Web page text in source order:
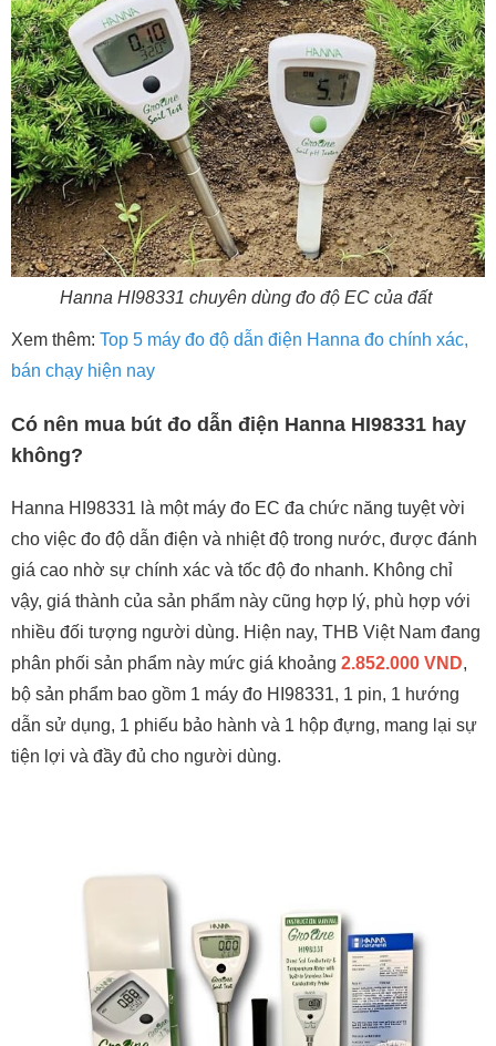
Hanna HI98331 chuyên dùng đo độ EC của đất
Xem thêm: Top 5 máy đo độ dẫn điện Hanna đo chính xác,
bán chạy hiện nay
Có nên mua bút đo dẫn điện Hanna HI98331 hay
không?
Hanna HI98331 là một máy đo EC đa chức năng tuyệt vời
cho việc đo độ dẫn điện và nhiệt độ trong nước, được đánh
giá cao nhờ sự chính xác và tốc độ đo nhanh. Không chỉ
vậy, giá thành của sản phẩm này cũng hợp lý, phù hợp với
nhiều đối tượng người dùng. Hiện nay, THB Việt Nam đang
phân phối sản phẩm này mức giá khoảng 2.852.000 VND,
bộ sản phẩm bao gồm 1 máy đo HI98331, 1 pin, 1 hướng
dẫn sử dụng, 1 phiếu bảo hành và 1 hộp đựng, mang lại sự
tiện lợi và đầy đủ cho người dùng.